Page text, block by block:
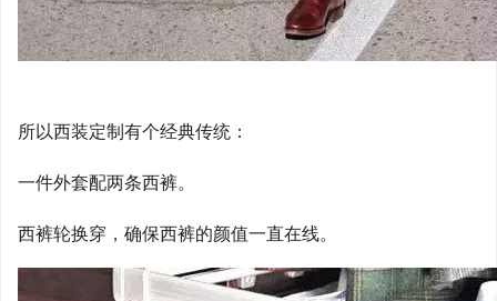
所以西装定制有个经典传统：
一件外套配两条西裤。
西裤轮换穿，确保西裤的颜值一直在线。